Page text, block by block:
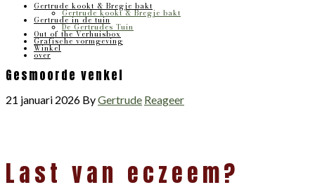
Gertrude kookt & Bregje bakt
Gertrude kookt & Bregje bakt
Gertrude in de tuin
De Gertrudes Tuin
Out of the Verhuisbox
Grafische vormgeving
Winkel
over
Gesmoorde venkel
21 januari 2026 ByGertrude Reageer
Interacties
Last van eczeem?